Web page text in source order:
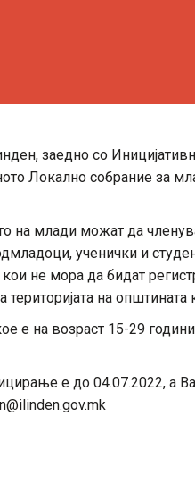
заедно со
Локално собрание за
на млади можат да
ученички и
не мора да бидат
територијата на
е на возраст 15-29
е до 04.07.2022, а